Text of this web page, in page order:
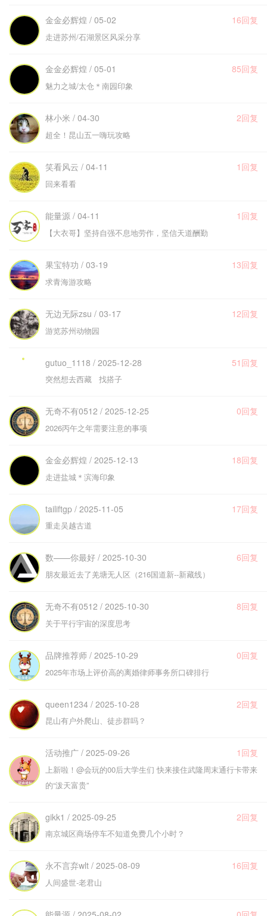
金金必辉煌 / 05-02 16回复
走进苏州/石湖景区风采分享
金金必辉煌 / 05-01 85回复
魅力之城/太仓＊南园印象
林小米 / 04-30 2回复
超全！昆山五一嗨玩攻略
笑看风云 / 04-11 1回复
回来看看
能量源 / 04-11 1回复
【大衣哥】坚持自强不息地劳作，坚信天道酬勤
果宝特功 / 03-19 13回复
求青海游攻略
无边无际zsu / 03-17 12回复
游览苏州动物园
gutuo_1118 / 2025-12-28 51回复
突然想去西藏 找搭子
无奇不有0512 / 2025-12-25 0回复
2026丙午之年需要注意的事项
金金必辉煌 / 2025-12-13 18回复
走进盐城＊滨海印象
tailiftgp / 2025-11-05 17回复
重走吴越古道
数——你最好 / 2025-10-30 6回复
朋友最近去了羌塘无人区（216国道新--新藏线）
无奇不有0512 / 2025-10-30 8回复
关于平行宇宙的深度思考
品牌推荐师 / 2025-10-29 0回复
2025年市场上评价高的离婚律师事务所口碑排行
queen1234 / 2025-10-28 2回复
昆山有户外爬山、徒步群吗？
活动推广 / 2025-09-26 1回复
上新啦！@会玩的00后大学生们 快来接住武隆周末通行卡带来
的“泼天富贵”
gikk1 / 2025-09-25 2回复
南京城区商场停车不知道免费几个小时？
永不言弃wlt / 2025-08-09 16回复
人间盛世-老君山